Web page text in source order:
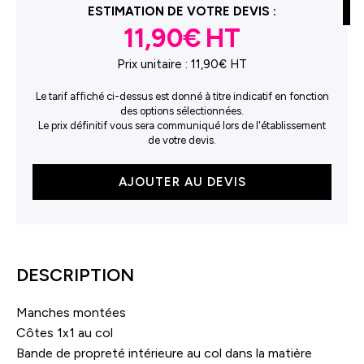
ESTIMATION DE VOTRE DEVIS :
11,90€
Prix unitaire : 11,90€ HT
Le tarif affiché ci-dessus est donné à titre indicatif en fonction
des options sélectionnées.
Le prix définitif vous sera communiqué lors de l'établissement
de votre devis.
AJOUTER AU DEVIS
DESCRIPTION
Manches montées
Côtes 1x1 au col
Bande de propreté intérieure au col dans la matière